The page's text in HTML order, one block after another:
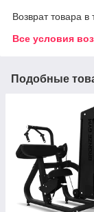
Возврат товара в
Все условия
Подобные